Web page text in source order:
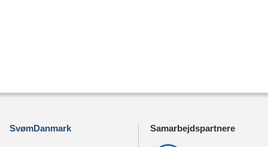
SvømDanmark Samarbejdspartnere